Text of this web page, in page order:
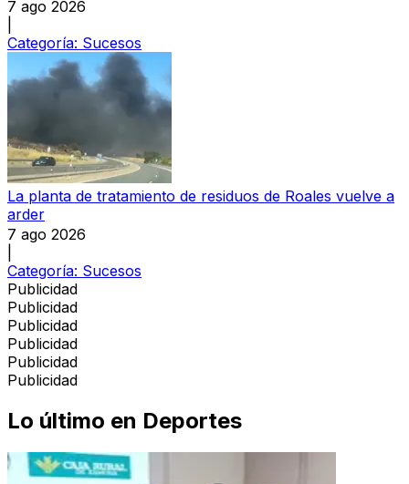
7 ago 2026
Categoría: Sucesos
La planta de tratamiento de residuos de Roales vuelve a
arder
7 ago 2026
Categoría: Sucesos
Publicidad
Publicidad
Publicidad
Publicidad
Publicidad
Publicidad
Lo último en Deportes